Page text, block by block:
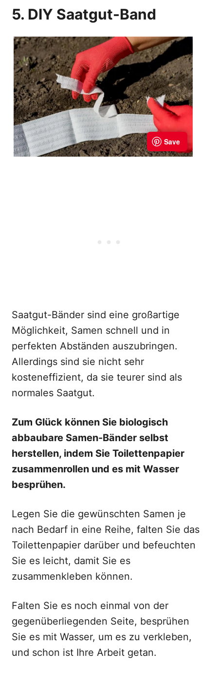
5. DIY Saatgut-Band
Saatgut-Bänder sind eine großartige
Möglichkeit, Samen schnell und in
perfekten Abständen auszubringen.
Allerdings sind sie nicht sehr
kosteneffizient, da sie teurer sind als
normales Saatgut.
Zum Glück können Sie biologisch
abbaubare Samen-Bänder selbst
herstellen, indem Sie Toilettenpapier
zusammenrollen und es mit Wasser
besprühen.
Legen Sie die gewünschten Samen je
nach Bedarf in eine Reihe, falten Sie das
Toilettenpapier darüber und befeuchten
Sie es leicht, damit Sie es
zusammenkleben können.
Falten Sie es noch einmal von der
gegenüberliegenden Seite, besprühen
Sie es mit Wasser, um es zu verkleben,
und schon ist Ihre Arbeit getan.